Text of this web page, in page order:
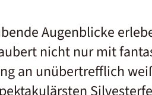
Augenblicke
nicht nur mit
an unübertrefflich